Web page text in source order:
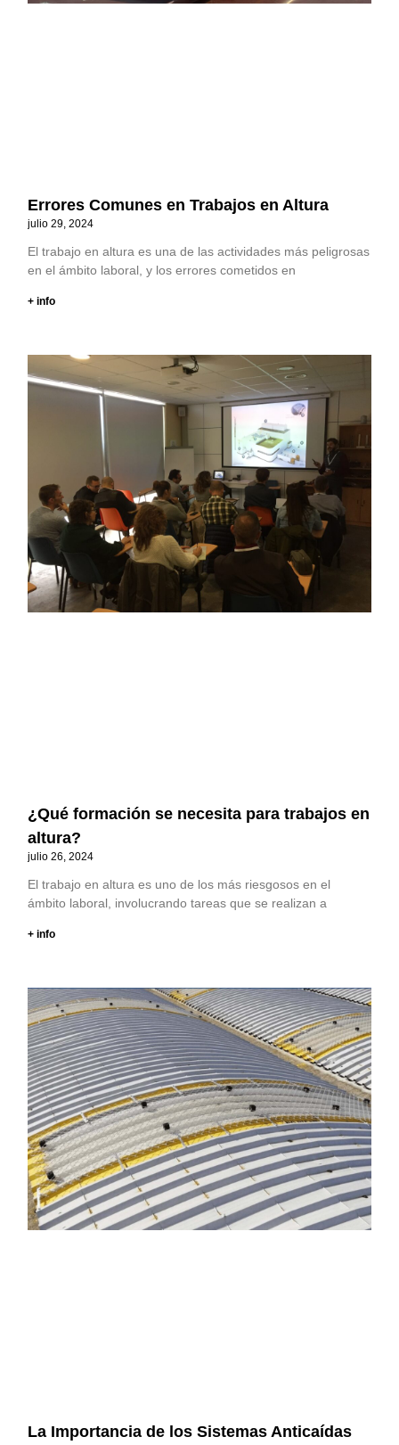
Errores Comunes en Trabajos en Altura
julio 29, 2024
El trabajo en altura es una de las actividades más peligrosas
en el ámbito laboral, y los errores cometidos en
+ info
¿Qué formación se necesita para trabajos en
altura?
julio 26, 2024
El trabajo en altura es uno de los más riesgosos en el
ámbito laboral, involucrando tareas que se realizan a
+ info
La Importancia de los Sistemas Anticaídas